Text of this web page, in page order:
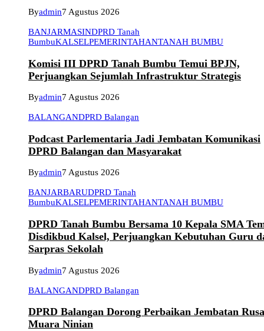
Byadmin7 Agustus 2026
BANJARMASINDPRD Tanah
BumbuKALSELPEMERINTAHANTANAH BUMBU
Komisi III DPRD Tanah Bumbu Temui BPJN,
Perjuangkan Sejumlah Infrastruktur Strategis
Byadmin7 Agustus 2026
BALANGANDPRD Balangan
Podcast Parlementaria Jadi Jembatan Komunikasi
DPRD Balangan dan Masyarakat
Byadmin7 Agustus 2026
BANJARBARUDPRD Tanah
BumbuKALSELPEMERINTAHANTANAH BUMBU
DPRD Tanah Bumbu Bersama 10 Kepala SMA
Disdikbud Kalsel, Perjuangkan Kebutuhan Guru
Sarpras Sekolah
Byadmin7 Agustus 2026
BALANGANDPRD Balangan
DPRD Balangan Dorong Perbaikan Jembatan
Muara Ninian